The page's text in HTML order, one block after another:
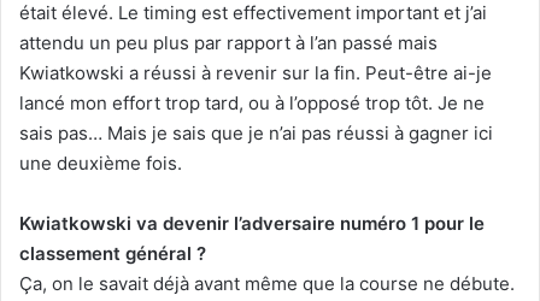
était élevé. Le timing est effectivement important et j’ai
attendu un peu plus par rapport à l’an passé mais
Kwiatkowski a réussi à revenir sur la fin. Peut-être ai-je
lancé mon effort trop tard, ou à l’opposé trop tôt. Je ne
sais pas… Mais je sais que je n’ai pas réussi à gagner ici
une deuxième fois.
Kwiatkowski va devenir l’adversaire numéro 1 pour le
classement général ?
Ça, on le savait déjà avant même que la course ne débute.